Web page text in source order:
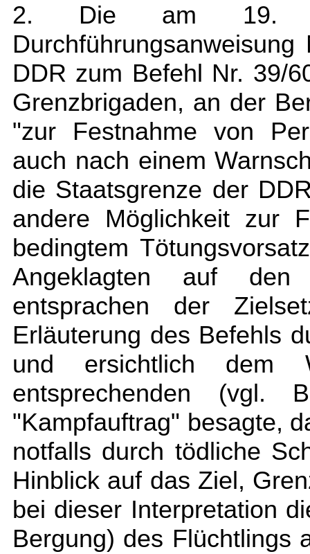
2. Die am 19.
DDR zum Befehl Nr. 39/
Grenzbrigaden, an der
"zur Festnahme von
auch nach einem
die Staatsgrenze der
andere Möglichkeit zur
bedingtem
Angeklagten auf den
entsprachen der
Erläuterung des Befehls
und ersichtlich dem
entsprechenden
"Kampfauftrag" besagte,
notfalls durch tödliche
Hinblick auf das Ziel,
bei dieser Interpretation
Bergung) des Flüchtlings